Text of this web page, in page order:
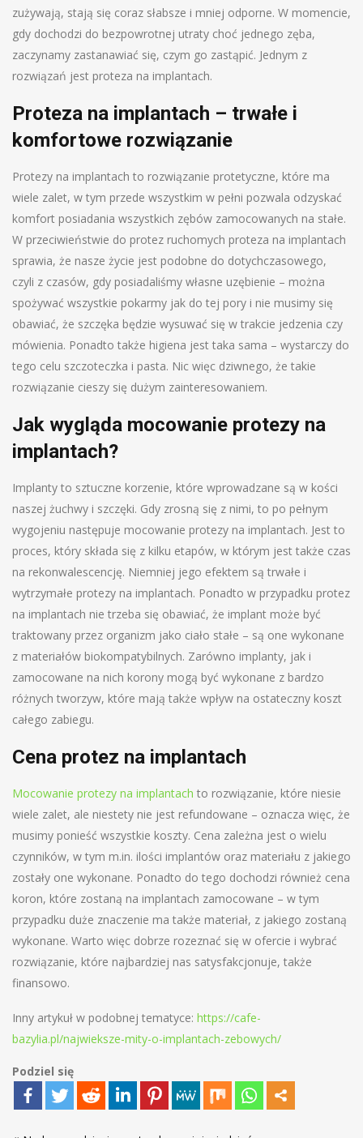
zużywają, stają się coraz słabsze i mniej odporne. W momencie,
gdy dochodzi do bezpowrotnej utraty choć jednego zęba,
zaczynamy zastanawiać się, czym go zastąpić. Jednym z
rozwiązań jest proteza na implantach.
Proteza na implantach – trwałe i
komfortowe rozwiązanie
Protezy na implantach to rozwiązanie protetyczne, które ma
wiele zalet, w tym przede wszystkim w pełni pozwala odzyskać
komfort posiadania wszystkich zębów zamocowanych na stałe.
W przeciwieństwie do protez ruchomych proteza na implantach
sprawia, że nasze życie jest podobne do dotychczasowego,
czyli z czasów, gdy posiadaliśmy własne uzębienie – można
spożywać wszystkie pokarmy jak do tej pory i nie musimy się
obawiać, że szczęka będzie wysuwać się w trakcie jedzenia czy
mówienia. Ponadto także higiena jest taka sama – wystarczy do
tego celu szczoteczka i pasta. Nic więc dziwnego, że takie
rozwiązanie cieszy się dużym zainteresowaniem.
Jak wygląda mocowanie protezy na
implantach?
Implanty to sztuczne korzenie, które wprowadzane są w kości
naszej żuchwy i szczęki. Gdy zrosną się z nimi, to po pełnym
wygojeniu następuje mocowanie protezy na implantach. Jest to
proces, który składa się z kilku etapów, w którym jest także czas
na rekonwalescencję. Niemniej jego efektem są trwałe i
wytrzymałe protezy na implantach. Ponadto w przypadku protez
na implantach nie trzeba się obawiać, że implant może być
traktowany przez organizm jako ciało stałe – są one wykonane
z materiałów biokompatybilnych. Zarówno implanty, jak i
zamocowane na nich korony mogą być wykonane z bardzo
różnych tworzyw, które mają także wpływ na ostateczny koszt
całego zabiegu.
Cena protez na implantach
Mocowanie protezy na implantach to rozwiązanie, które niesie
wiele zalet, ale niestety nie jest refundowane – oznacza więc, że
musimy ponieść wszystkie koszty. Cena zależna jest o wielu
czynników, w tym m.in. ilości implantów oraz materiału z jakiego
zostały one wykonane. Ponadto do tego dochodzi również cena
koron, które zostaną na implantach zamocowane – w tym
przypadku duże znaczenie ma także materiał, z jakiego zostaną
wykonane. Warto więc dobrze rozeznać się w ofercie i wybrać
rozwiązanie, które najbardziej nas satysfakcjonuje, także
finansowo.
Inny artykuł w podobnej tematyce: https://cafe-
bazylia.pl/najwieksze-mity-o-implantach-zebowych/
Podziel się